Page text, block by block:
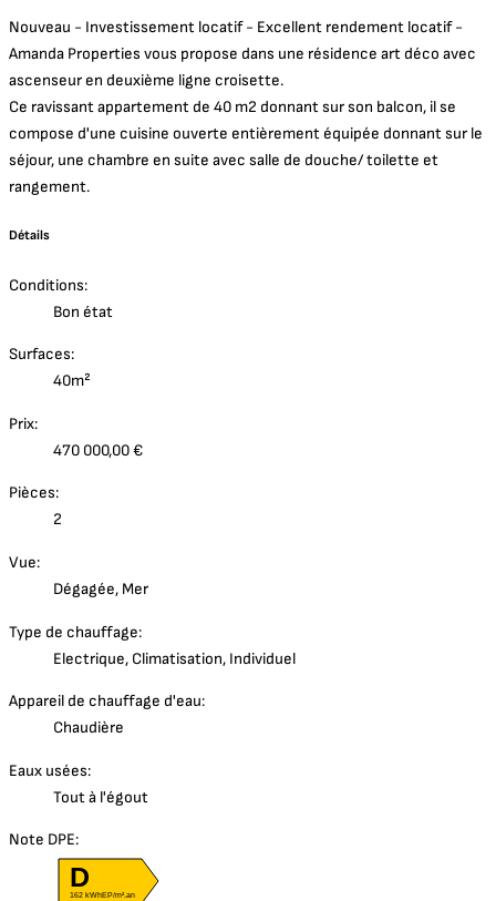
Nouveau - Investissement locatif - Excellent rendement locatif -
Amanda Properties vous propose dans une résidence art déco avec
ascenseur en deuxième ligne croisette.
Ce ravissant appartement de 40 m2 donnant sur son balcon, il se
compose d'une cuisine ouverte entièrement équipée donnant sur le
séjour, une chambre en suite avec salle de douche/ toilette et
rangement.
Détails
Conditions:
Bon état
Surfaces:
40m²
Prix:
470 000,00 €
Pièces:
2
Vue:
Dégagée, Mer
Type de chauffage:
Electrique, Climatisation, Individuel
Appareil de chauffage d'eau:
Chaudière
Eaux usées:
Tout à l'égout
Note DPE:
D
162 kWhEP/m².an